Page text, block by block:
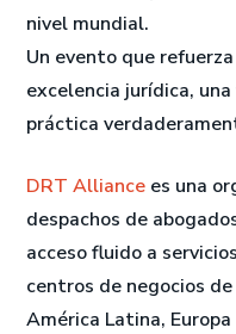
nivel mundial.
Un evento que
excelencia jurídica,
práctica
DRT Alliance es una
despachos de
acceso fluido a
centros de negocios
América Latina,